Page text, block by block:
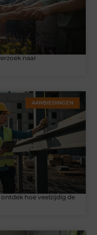
naar
AANBIEDINGEN
hoe veelzijdig de